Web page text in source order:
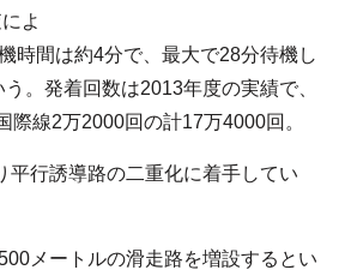
よ
時間は約4分で、最大で28分待機し
。発着回数は2013年度の実績で、
際線2万2000回の計17万4000回。
行誘導路の二重化に着手してい
メートルの滑走路を増設するとい